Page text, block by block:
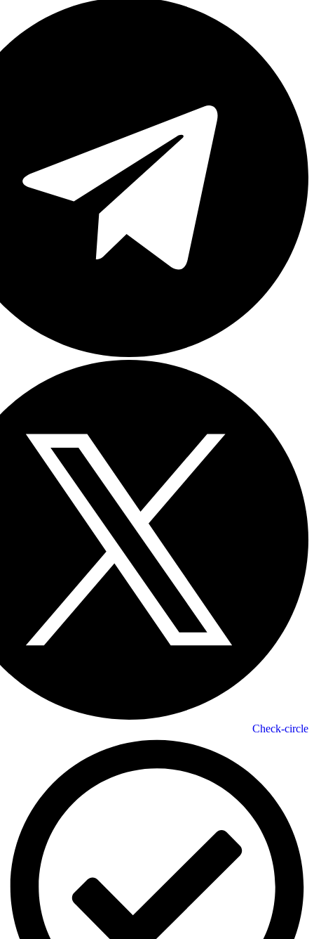
Check-circle